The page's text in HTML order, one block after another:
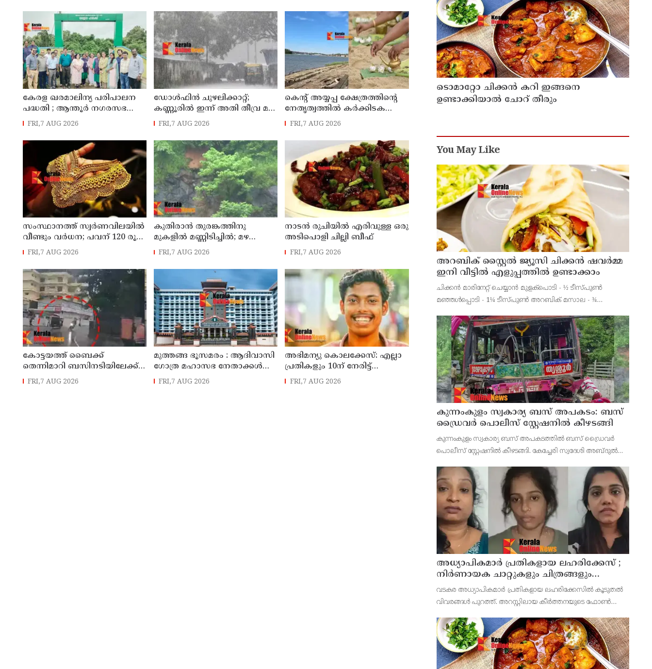
കേരള ഖരമാലിന്യ പരിപാലന
പദ്ധതി ; ആന്തൂർ നഗരസഭ
സന്ദർശിച്ച് ലോക ബാങ്ക്
പ്രതിനിധികൾ
FRI,7 AUG 2026
ഡോള്‍ഫിന്‍ ചുഴലിക്കാറ്റ്;
കണ്ണൂരിൽ ഇന്ന് അതി തീവ്ര മഴ,
മത്സ്യതൊഴിലാളികൾക്കും
നിയന്ത്രണം
FRI,7 AUG 2026
കെന്റ് അയ്യപ്പ ക്ഷേത്രത്തിന്റെ
നേതൃത്വത്തിൽ കർക്കിടക
വാവുബലി 12-ന് ; ഒരുക്കങ്ങൾ
പൂർത്തിയായി
FRI,7 AUG 2026
സംസ്ഥാനത്ത് സ്വര്‍ണവിലയില്‍
വീണ്ടും വര്‍ധന; പവന് 120 രൂപ
കൂടി
FRI,7 AUG 2026
കുതിരാന്‍ തുരങ്കത്തിനു
മുകളില്‍ മണ്ണിടിച്ചില്‍; മഴ
തുടരുന്നതിൽ ആശങ്ക
FRI,7 AUG 2026
നാടൻ രുചിയിൽ എരിവുള്ള ഒരു
അടിപൊളി ചില്ലി ബീഫ്
FRI,7 AUG 2026
കോട്ടയത്ത്‌ ബൈക്ക്
തെന്നിമാറി ബസിനടിയിലേക്ക്
മറിഞ്ഞു; യുവതിക്ക്
ദാരുണാന്ത്യം
FRI,7 AUG 2026
മുത്തങ്ങ ഭൂസമരം : ആദിവാസി
ഗോത്ര മഹാസഭ നേതാക്കൾക്ക്
ശിക്ഷ വിധിച്ച വിചാരണ
കോടതി ഉത്തരവ് സൂക്ഷ്മ
FRI,7 AUG 2026
അഭിമന്യു കൊലക്കേസ്: എല്ലാ
പ്രതികളും 10ന്‌ നേരിട്ട്‌
ഹാജരാകണമെന്ന്‌ കർശന
നിർദേശം
FRI,7 AUG 2026
ടൊമാറ്റോ ചിക്കൻ കറി ഇങ്ങനെ
ഉണ്ടാക്കിയാൽ ചോറ് തീരും
You May Like
അറബിക് സ്റ്റൈൽ ജ്യൂസി ചിക്കൻ ഷവർമ്മ
ഇനി വീട്ടിൽ എളുപ്പത്തിൽ ഉണ്ടാക്കാം
ചിക്കൻ മാരിനേറ്റ് ചെയ്യാൻ മുളക്പൊടി - ½ ടീസ്പുൺ
മഞ്ഞൾപ്പൊടി - 1¼ ടീസ്പുൺ അറബിക് മസാല - ¾
കുന്നംകുളം സ്വകാര്യ ബസ് അപകടം: ബസ്
ഡ്രൈവർ പൊലീസ് സ്റ്റേഷനിൽ കീഴടങ്ങി
കുന്നംകുളം സ്വകാര്യ ബസ് അപകടത്തിൽ ബസ് ഡ്രൈവർ
പൊലീസ് സ്റ്റേഷനിൽ കീഴടങ്ങി. കേച്ചേരി സ്വദേശി അബ്ദുൽ
ഉണ്ടായ അപകടത്തിൽ രണ്ടുപേർ മരണപ്പെട്ടിരുന്നു.
അധ്യാപികമാര്‍ പ്രതികളായ ലഹരിക്കേസ് ;
നിർണായക ചാറ്റുകളും ചിത്രങ്ങളും
അന്വേഷണ സംഘത്തിന്
വടകര അധ്യാപികമാര്‍ പ്രതികളായ ലഹരിക്കേസില്‍ കൂടുതല്‍
വിവരങ്ങള്‍ പുറത്ത്. അറസ്റ്റിലായ കീര്‍ത്തനയുടെ ഫോണ്‍
ഇടപാടുമായി ബന്ധപ്പെട്ട വിവരങ്ങള്‍ ലഭിച്ചത്